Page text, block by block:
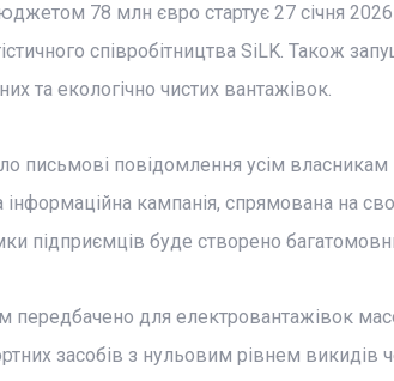
78 млн євро стартує 27 січня
співробітництва SiLK. Також
та екологічно чистих вантажівок.
письмові повідомлення усім
інформаційна кампанія, спрямована на
підприємців буде створено
для електровантажівок
засобів з нульовим рівнем